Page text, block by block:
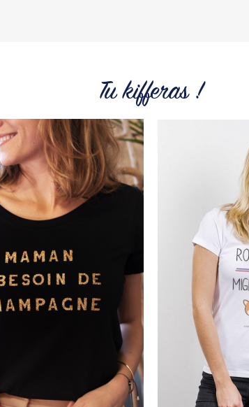
Tu kifferas !